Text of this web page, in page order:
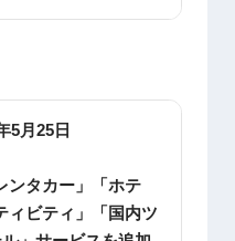
5月25日
ンタカー」「ホテ
ィビティ」「国内ツ